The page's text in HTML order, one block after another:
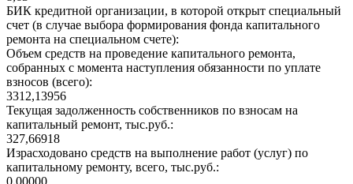
БИК кредитной организации, в которой открыт специальный
счет (в случае выбора формирования фонда капитального
ремонта на специальном счете):
Объем средств на проведение капитального ремонта,
собранных с момента наступления обязанности по уплате
взносов (всего):
3312,13956
Текущая задолженность собственников по взносам на
капитальный ремонт, тыс.руб.:
327,66918
Израсходовано средств на выполнение работ (услуг) по
капитальному ремонту, всего, тыс.руб.:
0,00000